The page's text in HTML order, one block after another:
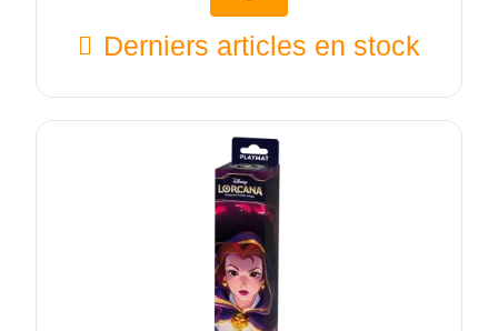
Derniers articles en stock